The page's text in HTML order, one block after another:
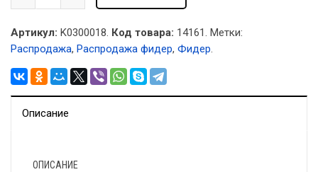
Артикул: K0300018. Код товара: 14161. Метки:
Распродажа, Распродажа фидер, Фидер.
Описание
ОПИСАНИЕ